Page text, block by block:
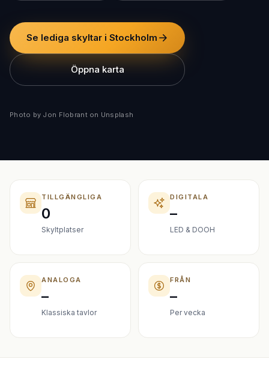
Se lediga skyltar i Stockholm
Öppna karta
Photo by Jon Flobrant on Unsplash
TILLGÄNGLIGA
0
Skyltplatser
DIGITALA
–
LED & DOOH
ANALOGA
–
Klassiska tavlor
FRÅN
–
Per vecka